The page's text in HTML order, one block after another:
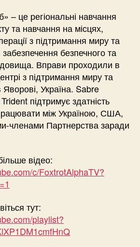
– це регіональні навчання
та навчання на місцях,
з підтримання миру та
забезпечення безпечного та
Вправи проходили в
з підтримання миру та
Україна. Sabre
підтримує здатність
між Україною, США,
членами Партнерства заради
відео:
c/FoxtrotAlphaTV?
тут:
playlist?